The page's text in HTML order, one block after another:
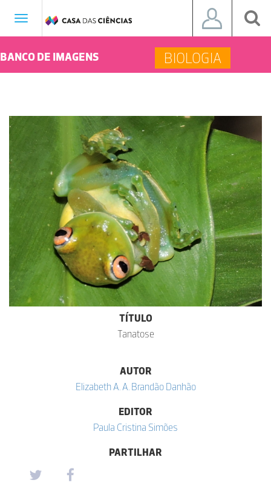
Toggle
BANCO DE IMAGENS BIOLOGIA
TÍTULO
Tanatose
AUTOR
Elizabeth A. A. Brandão Danhão
EDITOR
Paula Cristina Simões
PARTILHAR